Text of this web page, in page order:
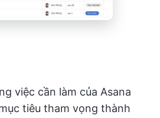
việc cần làm của Asana
tiêu tham vọng thành